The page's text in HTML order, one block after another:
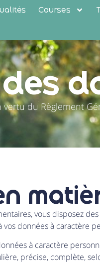
Courses
vertu du Règlement
vous disposez
données à caractère
à caractère
précise, complète,